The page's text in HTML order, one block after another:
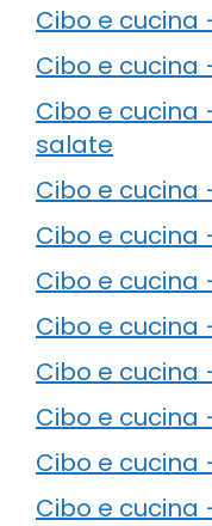
Cibo e cucina
Cibo e cucina
Cibo e cucina
salate
Cibo e cucina
Cibo e cucina
Cibo e cucina
Cibo e cucina
Cibo e cucina
Cibo e cucina
Cibo e cucina
Cibo e cucina